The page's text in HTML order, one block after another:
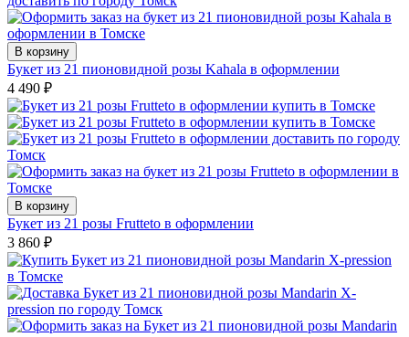
В корзину
Букет из 21 пионовидной розы Kahala в оформлении
4 490 ₽
В корзину
Букет из 21 розы Frutteto в оформлении
3 860 ₽